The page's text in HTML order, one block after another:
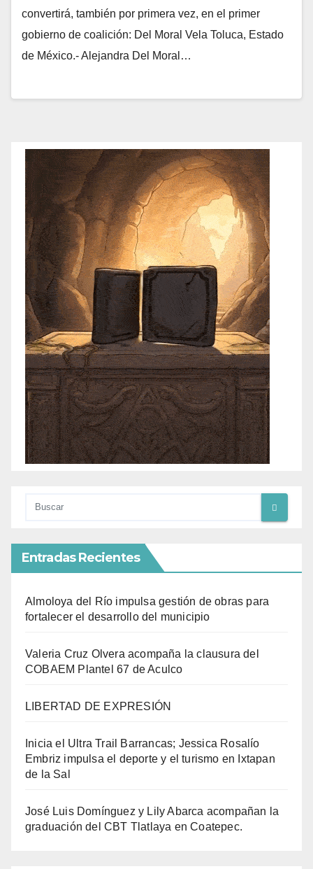
convertirá, también por primera vez, en el primer
gobierno de coalición: Del Moral Vela Toluca, Estado
de México.- Alejandra Del Moral…
Entradas Recientes
Almoloya del Río impulsa gestión de obras para
fortalecer el desarrollo del municipio
Valeria Cruz Olvera acompaña la clausura del
COBAEM Plantel 67 de Aculco
LIBERTAD DE EXPRESIÓN
Inicia el Ultra Trail Barrancas; Jessica Rosalío
Embriz impulsa el deporte y el turismo en Ixtapan
de la Sal
José Luis Domínguez y Lily Abarca acompañan la
graduación del CBT Tlatlaya en Coatepec.